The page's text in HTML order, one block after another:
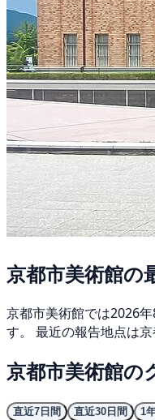
京都市美術館の
京都市美術館では2026
す。 最近の報告地点は
京都市美術館の
直近7日間 直近30日間 1